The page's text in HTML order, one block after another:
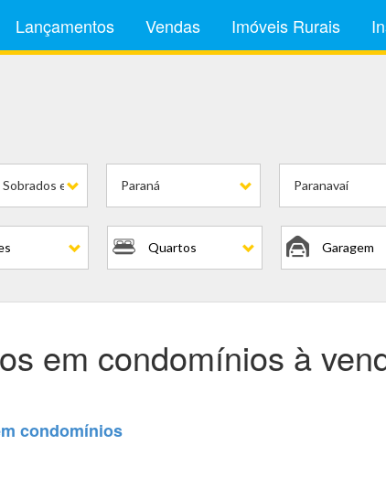
Lançamentos Vendas Imóveis Rurais
Sobrados em Condomínios
Paraná Paranavaí
Quartos Garagem
em condomínios à
condomínios